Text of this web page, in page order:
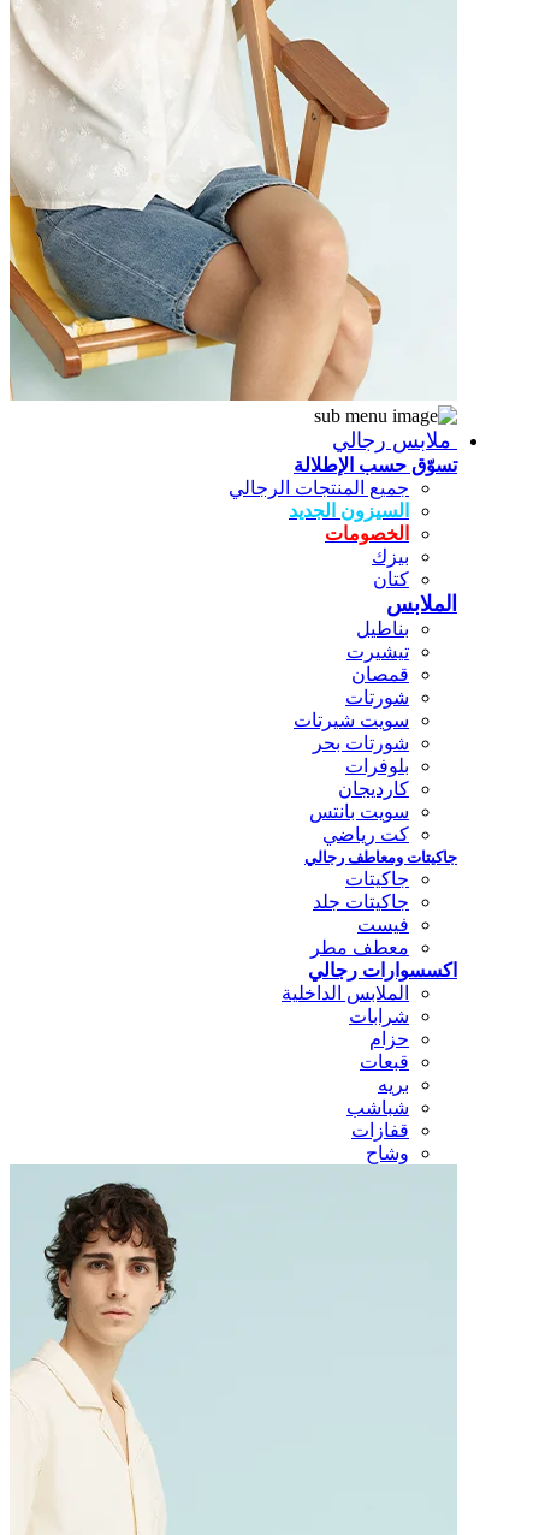
ملابس رجالي
تسوّق حسب الإطلالة
جميع المنتجات الرجالي
السيزون الجديد
الخصومات
بيزك
كتان
الملابس
بناطيل
تيشيرت
قمصان
شورتات
سويت شيرتات
شورتات بحر
بلوفرات
كارديجان
سويت بانتس
كت رياضي
جاكيتات ومعاطف رجالي
جاكيتات
جاكيتات جلد
فيست
معطف مطر
اكسسوارات رجالي
الملابس الداخلية
شرابات
حزام
قبعات
بريه
شباشب
قفازات
وشاح